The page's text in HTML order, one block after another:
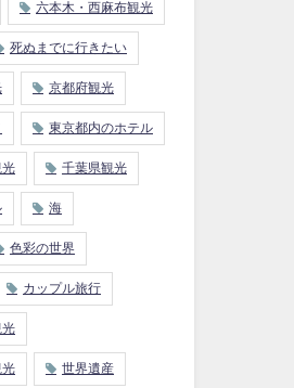
六本木・西麻布観光
死ぬまでに行きたい
京都府観光
東京都内のホテル
光 千葉県観光
海
色彩の世界
カップル旅行
光
光 世界遺産